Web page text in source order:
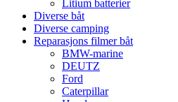
Litium batterier
Diverse båt
Diverse camping
Reparasjons filmer båt
BMW-marine
DEUTZ
Ford
Caterpillar